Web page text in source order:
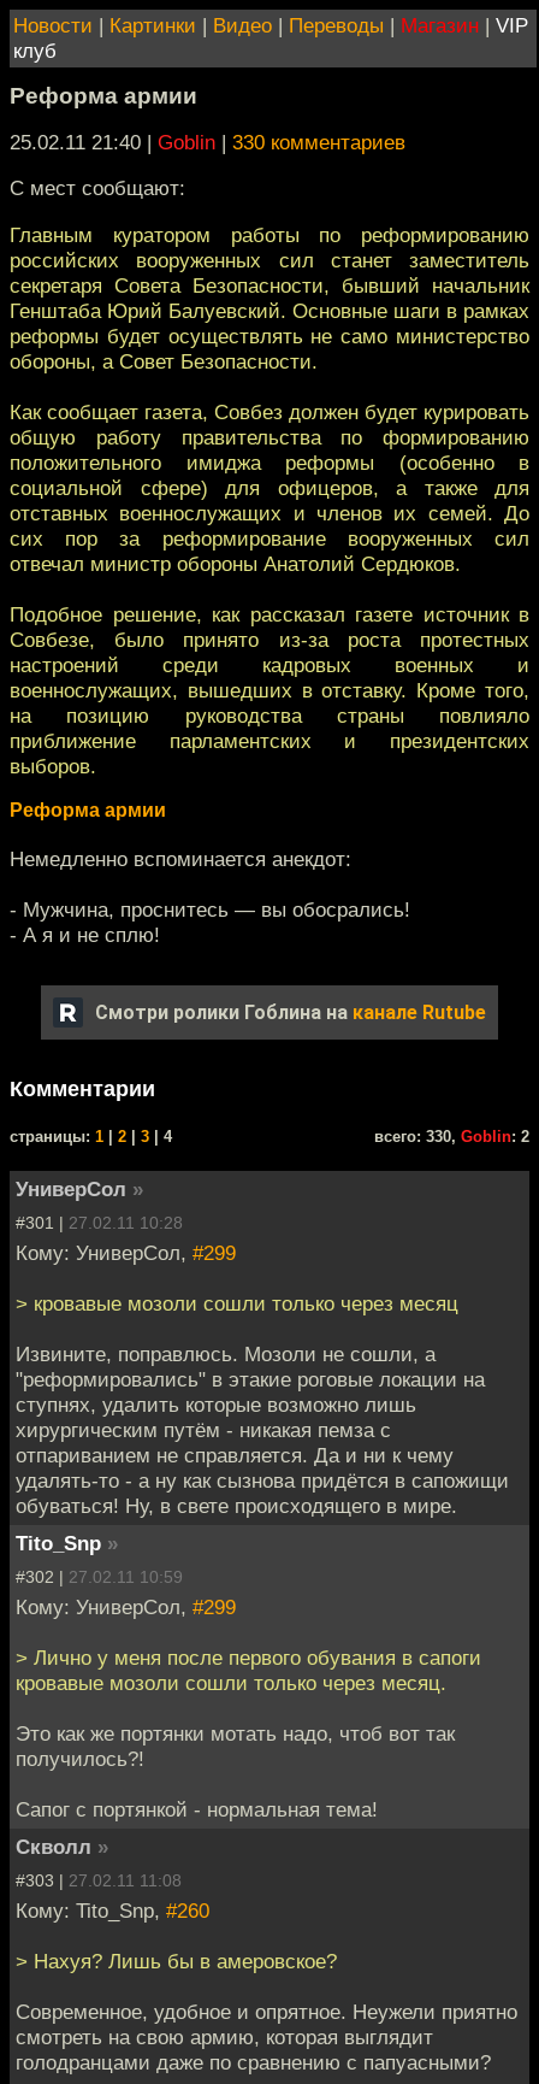
Новости | Картинки | Видео | Переводы | Магазин | VIP
клуб
Реформа армии
25.02.11 21:40 | Goblin | 330 комментариев
С мест сообщают:
Главным куратором работы по реформированию
российских вооруженных сил станет заместитель
секретаря Совета Безопасности, бывший начальник
Генштаба Юрий Балуевский. Основные шаги в рамках
реформы будет осуществлять не само министерство
обороны, а Совет Безопасности.
Как сообщает газета, Совбез должен будет курировать
общую работу правительства по формированию
положительного имиджа реформы (особенно в
социальной сфере) для офицеров, а также для
отставных военнослужащих и членов их семей. До
сих пор за реформирование вооруженных сил
отвечал министр обороны Анатолий Сердюков.
Подобное решение, как рассказал газете источник в
Совбезе, было принято из-за роста протестных
настроений среди кадровых военных и
военнослужащих, вышедших в отставку. Кроме того,
на позицию руководства страны повлияло
приближение парламентских и президентских
выборов.
Реформа армии
Немедленно вспоминается анекдот:
- Мужчина, проснитесь — вы обосрались!
- А я и не сплю!
Смотри ролики Гоблина на канале Rutube
Комментарии
cтраницы: 1 2 3 | 4 всего: 330, Goblin: 2
УниверСол »
#301 | 27.02.11 10:28
Кому: УниверСол, #299
> кровавые мозоли сошли только через месяц
Извините, поправлюсь. Мозоли не сошли, а
"реформировались" в этакие роговые локации на
ступнях, удалить которые возможно лишь
хирургическим путём - никакая пемза с
отпариванием не справляется. Да и ни к чему
удалять-то - а ну как сызнова придётся в сапожищи
обуваться! Ну, в свете происходящего в мире.
Tito_Snp »
#302 | 27.02.11 10:59
Кому: УниверСол, #299
> Лично у меня после первого обувания в сапоги
кровавые мозоли сошли только через месяц.
Это как же портянки мотать надо, чтоб вот так
получилось?!
Сапог с портянкой - нормальная тема!
Скволл »
#303 | 27.02.11 11:08
Кому: Tito_Snp, #260
> Нахуя? Лишь бы в амеровское?
Современное, удобное и опрятное. Неужели приятно
смотреть на свою армию, которая выглядит
голодранцами даже по сравнению с папуасными?